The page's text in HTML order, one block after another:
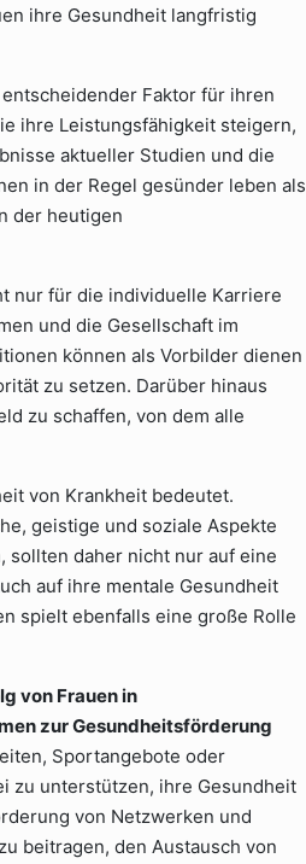
ihre Gesundheit langfristig
Faktor für ihren
ihre Leistungsfähigkeit steigern,
aktueller Studien und die
in der Regel gesünder leben als
der heutigen
nur für die individuelle Karriere
und die Gesellschaft im
können als Vorbilder dienen
zu setzen. Darüber hinaus
zu schaffen, von dem alle
von Krankheit bedeutet.
geistige und soziale Aspekte
sollten daher nicht nur auf eine
auf ihre mentale Gesundheit
spielt ebenfalls eine große Rolle
von Frauen in
zur Gesundheitsförderung
Sportangebote oder
zu unterstützen, ihre Gesundheit
von Netzwerken und
beitragen, den Austausch von